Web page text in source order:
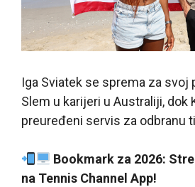
Iga Sviatek se sprema za svoj
Slem u karijeri u Australiji, dok
preuređeni servis za odbranu
Bookmark za 2026:
na Tennis Channel App!